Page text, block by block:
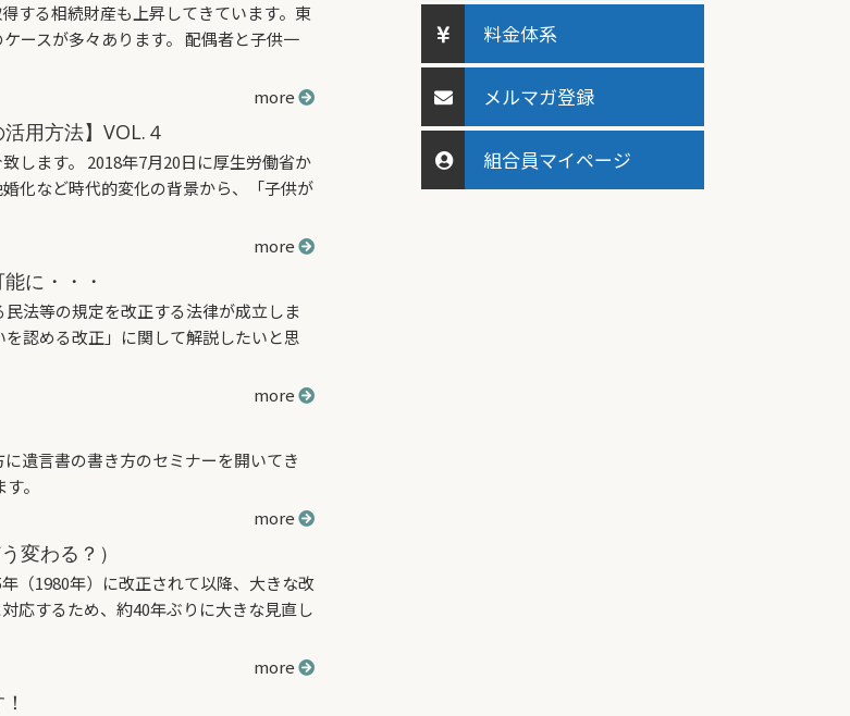
する相続財産も上昇してきています。東
ースが多々あります。 配偶者と子供一
more
用方法】VOL.４
します。 2018年7月20日に厚生労働省か
化など時代的変化の背景から、「子供が
more
に・・・
法等の規定を改正する法律が成立しま
認める改正」に関して解説したいと思
more
遺言書の書き方のセミナーを開いてき
。
more
変わる？）
（1980年）に改正されて以降、大きな改
応するため、約40年ぶりに大きな見直し
more
料金体系
メルマガ登録
組合員マイページ